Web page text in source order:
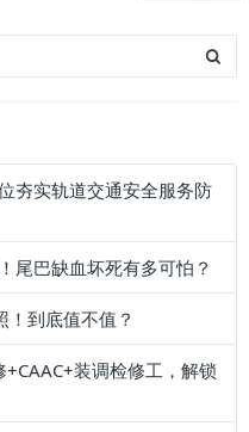
夯实轨道交通安全服务防
尾巴缺血坏死有多可怕？
！到底值不值？
装调检修工，解锁